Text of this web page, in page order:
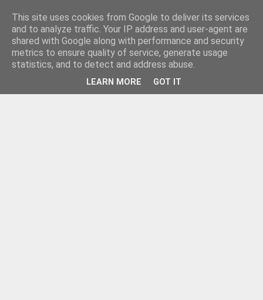
This site uses cookies from Google to deliver its services
and to analyze traffic. Your IP address and user-agent are
shared with Google along with performance and security
metrics to ensure quality of service, generate usage
statistics, and to detect and address abuse.
LEARN MORE GOT IT